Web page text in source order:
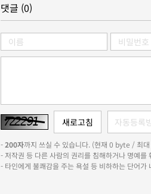
댓글 (0)
-200자까지 쓰실 수 있습니다. (현재 0 byte / 최
- 저작권 등 다른 사람의 권리를 침해하거나 명예
- 타인에게 불쾌감을 주는 욕설 등 비하하는 단어